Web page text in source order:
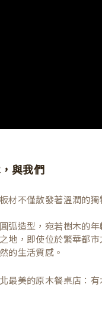
與我們
材不僅散發著溫潤的
弧造型，宛若樹木的
地，即使位於繁華都
的生活質感。
最美的原木餐桌店：